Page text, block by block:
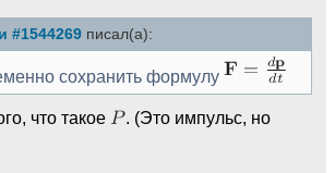
#1544269 писал(а):
сохранить формулу
что такое
. (Это импульс, но